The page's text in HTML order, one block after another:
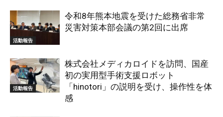
活動報告
令和8年熊本地震を受けた総務省非常
災害対策本部会議の第2回に出席
活動報告
株式会社メディカロイドを訪問、国産
初の実用型手術支援ロボット
「hinotori」の説明を受け、操作性を体
感